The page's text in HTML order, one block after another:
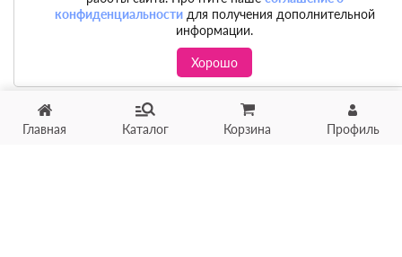
Главная Каталог Корзина Профиль
конфиденциальностидля получения дополнительной
информации.
Хорошо